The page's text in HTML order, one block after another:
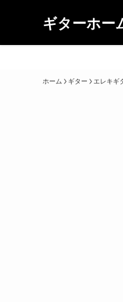
ギターホー
ホーム ギター エレキギ